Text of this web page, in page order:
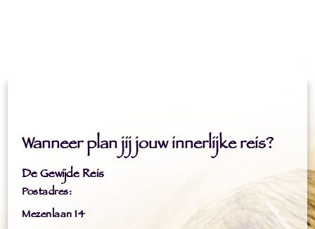
Wanneer plan jij jouw innerlijke reis?
De Gewijde Reis
Postadres:
Mezenlaan 14